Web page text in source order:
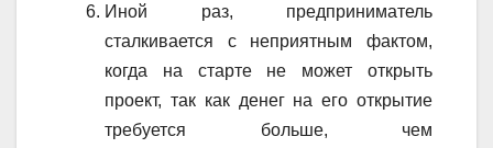
Иной раз, предприниматель
сталкивается с неприятным фактом,
когда на старте не может открыть
проект, так как денег на его открытие
требуется больше, чем